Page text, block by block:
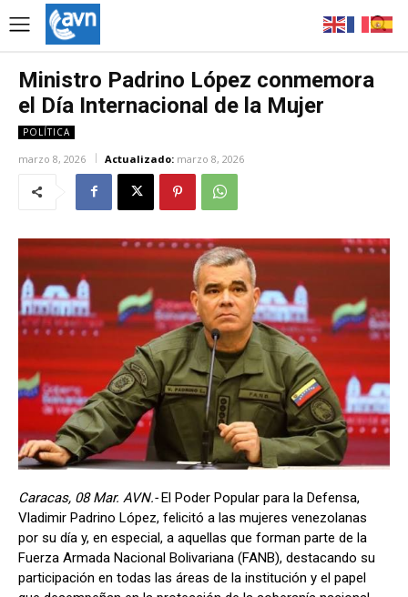
Ministro Padrino López conmemora
el Día Internacional de la Mujer
POLÍTICA
marzo 8, 2026 Actualizado: marzo 8, 2026
Caracas, 08 Mar. AVN.-El Poder Popular para la Defensa,
Vladimir Padrino López, felicitó a las mujeres venezolanas
por su día y, en especial, a aquellas que forman parte de la
Fuerza Armada Nacional Bolivariana (FANB), destacando su
participación en todas las áreas de la institución y el papel